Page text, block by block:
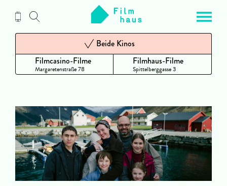
Inhalt
Filmcasino-Filme
Margaretenstraße 78
Beide Kinos
Filmhaus-Filme
Spittelberggasse 3